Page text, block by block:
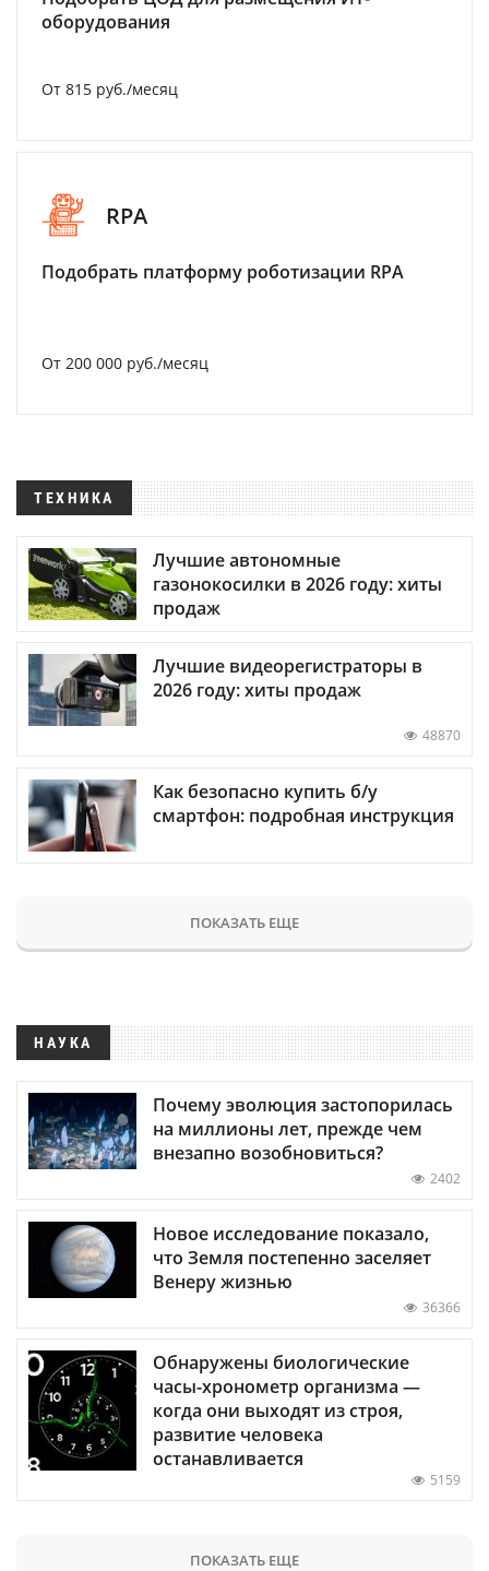
оборудования
От 815 руб./месяц
RPA
Подобрать платформу роботизации RPA
От 200 000 руб./месяц
ТЕХНИКА
Лучшие автономные
газонокосилки в 2026 году: хиты
продаж
Лучшие видеорегистраторы в
2026 году: хиты продаж
48870
Как безопасно купить б/у
смартфон: подробная инструкция
ПОКАЗАТЬ ЕЩЕ
НАУКА
Почему эволюция застопорилась
на миллионы лет, прежде чем
внезапно возобновиться?
2402
Новое исследование показало,
что Земля постепенно заселяет
Венеру жизнью
36366
Обнаружены биологические
часы-хронометр организма —
когда они выходят из строя,
развитие человека
останавливается
5159
ПОКАЗАТЬ ЕЩЕ